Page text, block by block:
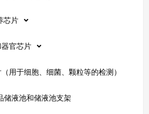
芯片
官芯片
用于细胞、细菌、颗粒等的检测）
储液池和储液池支架